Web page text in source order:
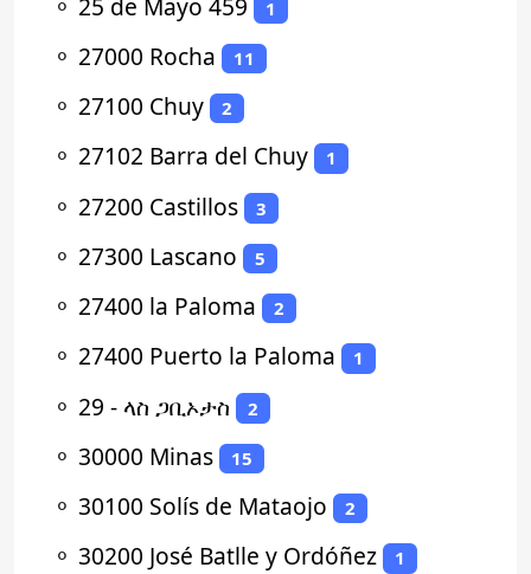
1
⚬ 27000 Rocha 11
⚬ 27100 Chuy 2
⚬ 27102 Barra del Chuy 1
⚬ 27200 Castillos 3
⚬ 27300 Lascano 5
⚬ 27400 la Paloma 2
⚬ 27400 Puerto la Paloma 1
⚬ 29 - ላስ ጋቢኦታስ 2
⚬ 30000 Minas 15
⚬ 30100 Solís de Mataojo 2
⚬ 30200 José Batlle y Ordóñez 1